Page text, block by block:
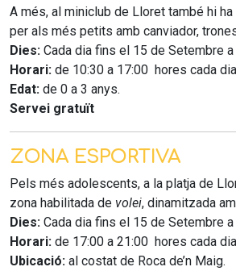
A més, al miniclub de Lloret també hi
per als més petits amb canviador,
Dies: Cada dia fins el 15 de Setembre
Horari: de 10:30 a 17:00 hores cada
Edat: de 0 a 3 anys.
Servei gratuït
ZONA ESPORTIVA
Pels més adolescents, a la platja de
zona habilitada de volei, dinamitzada
Dies: Cada dia fins el 15 de Setembre
Horari: de 17:00 a 21:00 hores cada
Ubicació: al costat de Roca de’n Maig.